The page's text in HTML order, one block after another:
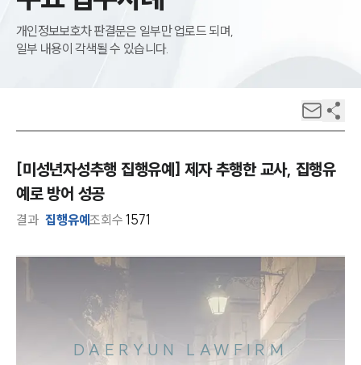
개인정보보호차 판결문은 일부만 업로드 되며,
일부 내용이 각색될 수 있습니다.
[미성년자성추행 집행유예] 제자 추행한 교사, 집행유
예로 방어 성공
결과 집행유예조회수1571
DAERYUN LAWFIRM